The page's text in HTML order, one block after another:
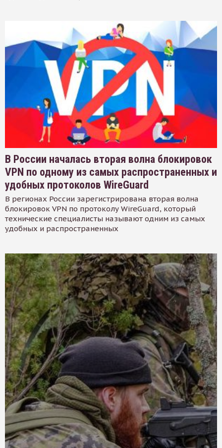
В России началась вторая волна блокировок
VPN по одному из самых распространенных и
удобных протоколов WireGuard
В регионах России зарегистрирована вторая волна
блокировок VPN по протоколу WireGuard, который
технические специалисты называют одним из самых
удобных и распространенных